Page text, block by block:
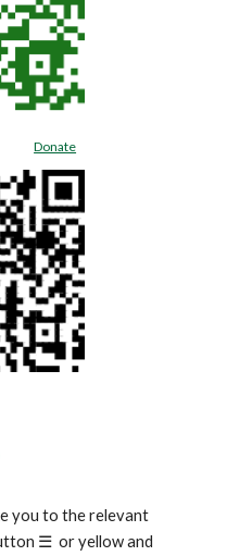
Donate
you to the relevant
☰or yellow and